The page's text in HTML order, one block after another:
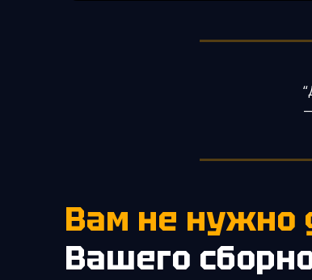
Вам не нужно
Вашего